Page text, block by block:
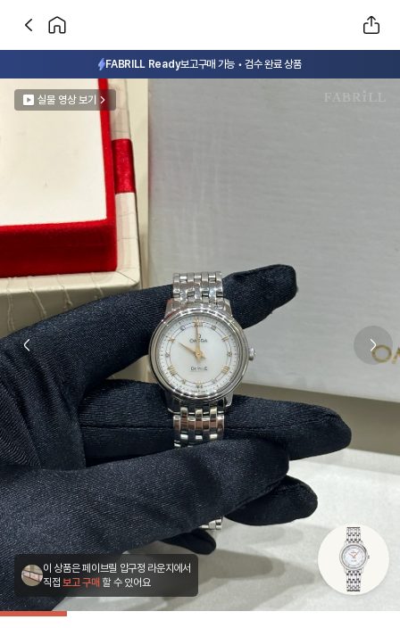
FABRILL Ready보고구매 가능 • 검수 완료 상품
실물 영상 보기
이 상품은 페이브릴 압구정 라운지에서
직접 보고 구매 할 수 있어요
Previous slide